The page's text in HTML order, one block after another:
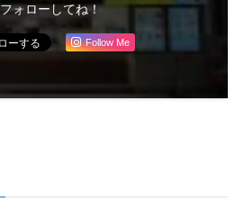
フォローしてね！
Follow Me